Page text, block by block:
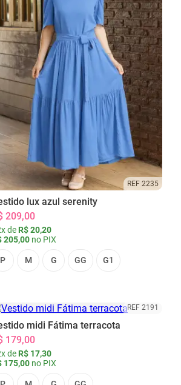
REF 2235
lux azul serenity
209,00
de R$ 20,20
205,00 no PIX
P M G GG G1
REF 2191
midi Fátima terracota
179,00
de R$ 17,30
175,00 no PIX